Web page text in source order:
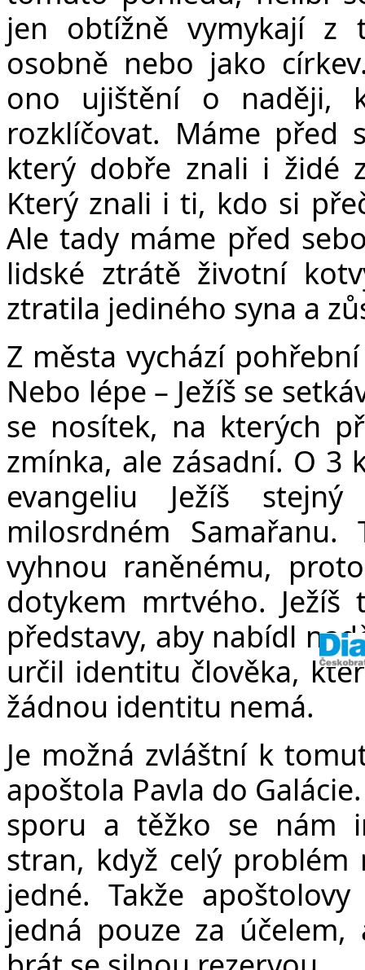
jen obtížně vymykají z
osobně nebo jako
ono ujištění o naději,
rozklíčovat. Máme před
který dobře znali i židé
Který znali i ti, kdo si
Ale tady máme před
lidské ztrátě životní
ztratila jediného syna a
Z města vychází
Nebo lépe – Ježíš se
se nosítek, na kterých
zmínka, ale zásadní. O 3
evangeliu Ježíš
milosrdném
vyhnou raněnému,
dotykem mrtvého. Ježíš
představy, aby nabídl
určil identitu člověka,
žádnou identitu nemá.
Je možná zvláštní k
apoštola Pavla do
sporu a těžko se nám
stran, když celý problém
jedné. Takže
jedná pouze za